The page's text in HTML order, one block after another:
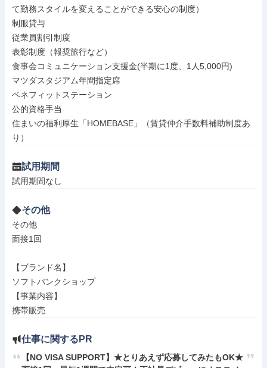
て勤務スタイルを変えることができる安心の制度）
制服貸与
従業員割引制度
表彰制度（報奨旅行など）
食事会コミュニケーション支援金(半期に1度、1人5,000円)
マツダスタジアム年間指定席
ベネフィットステーション
公的資格手当
住まいの福利厚生「HOMEBASE」（賃貸仲介手数料補助制度あ
り）
試用期間
試用期間なし
その他
その他
面接1回
【ブランド名】
ソフトバンクショップ
【事業内容】
携帯販売
仕事に関するPR
【NO VISA SUPPORT】★とりあえず応募してみたもOK★